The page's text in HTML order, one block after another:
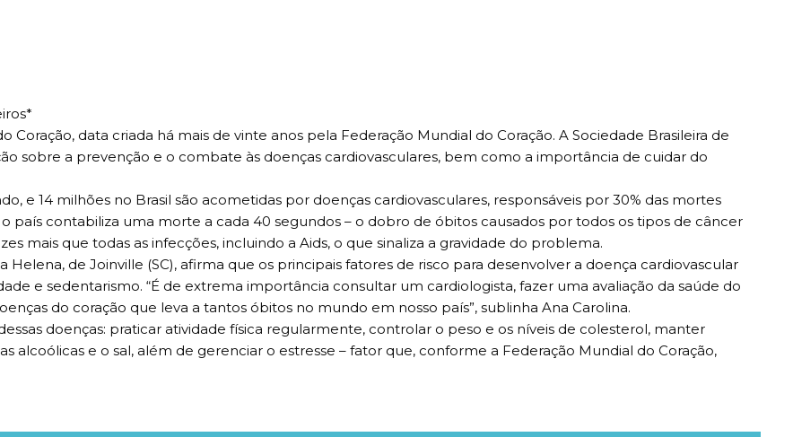
data criada há mais de vinte anos pela Federação Mundial do Coração. A Sociedade Brasileira de
sobre a prevenção e o combate às doenças cardiovasculares, bem como a importância de cuidar do
e 14 milhões no Brasil são acometidas por doenças cardiovasculares, responsáveis por 30% das mortes
país contabiliza uma morte a cada 40 segundos – o dobro de óbitos causados por todos os tipos de câncer
mais que todas as infecções, incluindo a Aids, o que sinaliza a gravidade do problema.
de Joinville (SC), afirma que os principais fatores de risco para desenvolver a doença cardiovascular
e sedentarismo. “É de extrema importância consultar um cardiologista, fazer uma avaliação da saúde do
do coração que leva a tantos óbitos no mundo em nosso país”, sublinha Ana Carolina.
doenças: praticar atividade física regularmente, controlar o peso e os níveis de colesterol, manter
alcoólicas e o sal, além de gerenciar o estresse – fator que, conforme a Federação Mundial do Coração,